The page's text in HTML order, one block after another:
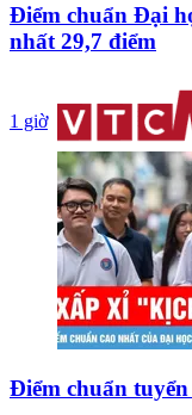
Điểm chuẩn Đại
nhất 29,7 điểm
1 giờ
Điểm chuẩn